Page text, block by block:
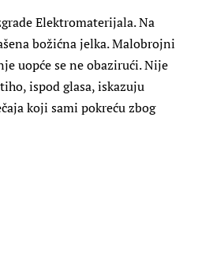
Elektromaterijala. Na
božićna jelka. Malobrojni
uopće se ne obazirući. Nije
ispod glasa, iskazuju
koji sami pokreću zbog